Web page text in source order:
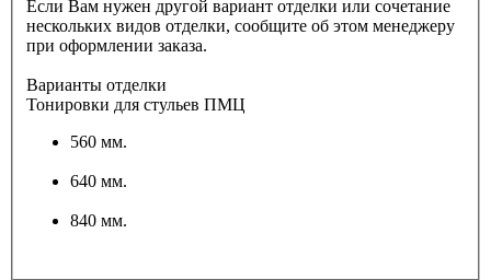
Если Вам нужен другой вариант отделки или сочетание
нескольких видов отделки, сообщите об этом менеджеру
при оформлении заказа.
Варианты отделки
Тонировки для стульев ПМЦ
560 мм.
640 мм.
840 мм.